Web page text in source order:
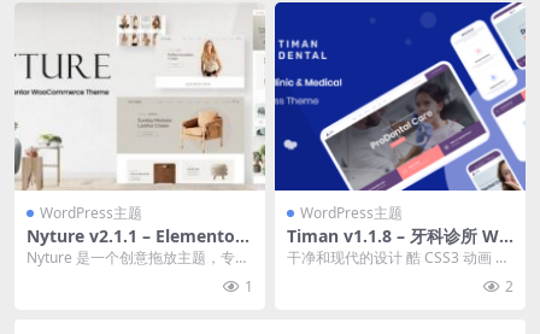
WordPress主题
Nyture v2.1.1 – Elementor
WooCommerce 家具主题下
载
Nyture 是一个创意拖放主题，专为
1
WordPress主题
Timan v1.1.8 – 牙科诊所 Wo
rdPress 主题下载
干净和现代的设计 酷 CSS3 动画 响
2